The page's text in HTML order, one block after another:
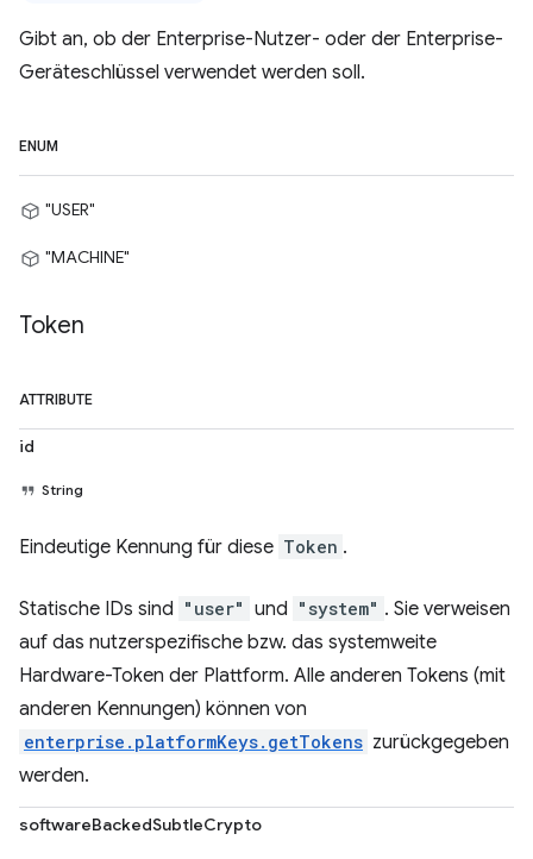
Gibt an, ob der Enterprise-Nutzer- oder der Enterprise-
Geräteschlüssel verwendet werden soll.
ENUM
"USER"
"MACHINE"
Token
ATTRIBUTE
id
String
Eindeutige Kennung für diese Token .
Statische IDs sind "user" und "system" . Sie verweisen
auf das nutzerspezifische bzw. das systemweite
Hardware-Token der Plattform. Alle anderen Tokens (mit
anderen Kennungen) können von
enterprise.platformKeys.getTokens zurückgegeben
werden.
softwareBackedSubtleCrypto